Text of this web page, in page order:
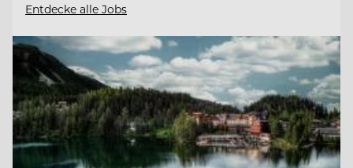
Entdecke alle Jobs